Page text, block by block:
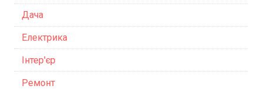
Дача
Електрика
Інтер'єр
Ремонт